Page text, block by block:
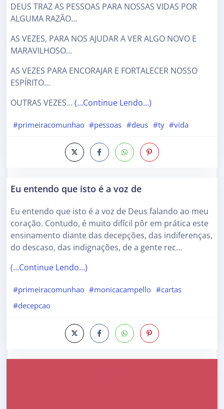
DEUS TRAZ AS PESSOAS PARA NOSSAS VIDAS POR
ALGUMA RAZÃO…
AS VEZES, PARA NOS AJUDAR A VER ALGO NOVO E
MARAVILHOSO…
AS VEZES PARA ENCORAJAR E FORTALECER NOSSO
ESPÍRITO…
OUTRAS VEZES…(…Continue Lendo…)
#primeiracomunhao #pessoas #deus #ty #vida
Eu entendo que isto é a voz de
Eu entendo que isto é a voz de Deus falando ao meu
coração. Contudo, é muito difícil pôr em prática este
ensinamento diante das decepções, das indiferenças,
do descaso, das indignações, de a gente rec…
(…Continue Lendo…)
#primeiracomunhao #monicacampello #cartas
#decepcao